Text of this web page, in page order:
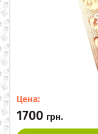
Цена:
1700 грн.